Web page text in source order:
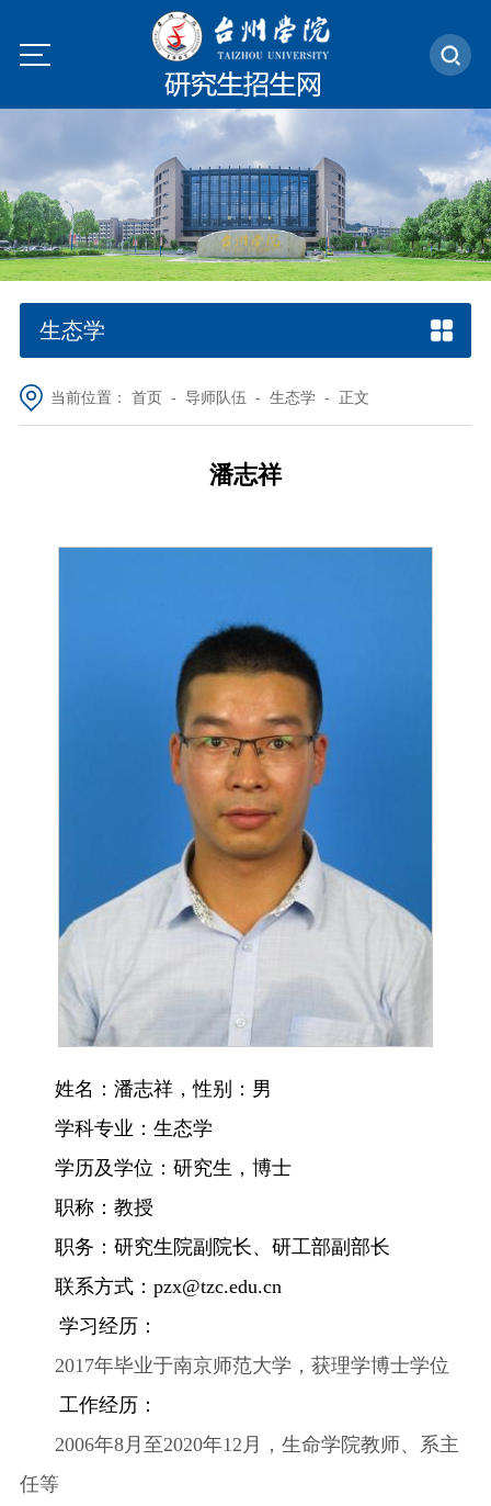
生态学
当前位置： 首页- 导师队伍 - 生态学- 正文
潘志祥
姓名： 潘志祥，性别： 男
学科专业： 生态学
学历及学位： 研究生，博士
职称：教授
职务： 研究生院副院长、研工部副部长
联系方式： pzx@tzc.edu.cn
学习经历：
2017年毕业于南京师范大学，获理学博士学位
工作经历：
2006年8月至2020年12月，生命学院教师、系主
任等